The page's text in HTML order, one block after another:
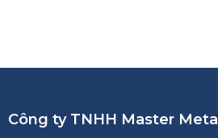
Công ty TNHH Master Metal